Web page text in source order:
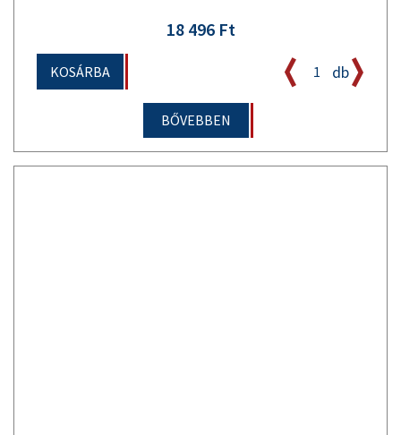
18 496 Ft
KOSÁRBA db
BŐVEBBEN